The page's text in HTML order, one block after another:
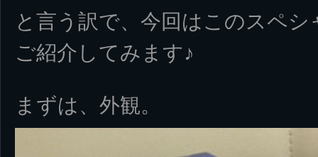
と言う訳で、今回はこのスペ
ご紹介してみます♪
まずは、外観。